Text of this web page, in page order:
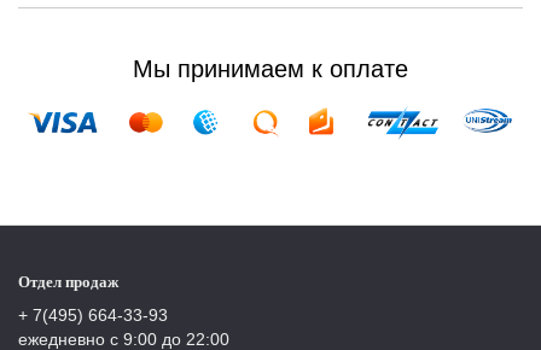
Мы принимаем к оплате
Отдел продаж
+ 7(495) 664-33-93
ежедневно с 9:00 до 22:00